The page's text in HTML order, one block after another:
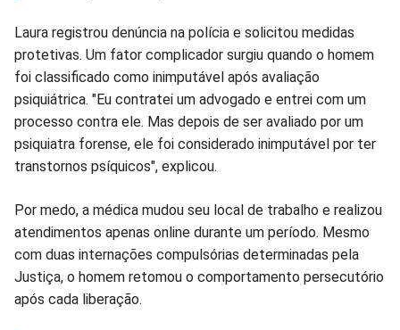
Laura registrou denúncia na polícia e solicitou medidas
protetivas. Um fator complicador surgiu quando o homem
foi classificado como inimputável após avaliação
psiquiátrica. "Eu contratei um advogado e entrei com um
processo contra ele. Mas depois de ser avaliado por um
psiquiatra forense, ele foi considerado inimputável por ter
transtornos psíquicos", explicou.
Por medo, a médica mudou seu local de trabalho e realizou
atendimentos apenas online durante um período. Mesmo
com duas internações compulsórias determinadas pela
Justiça, o homem retomou o comportamento persecutório
após cada liberação.